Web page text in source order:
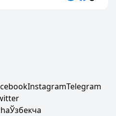
InstagramTelegram
Ўзбекча